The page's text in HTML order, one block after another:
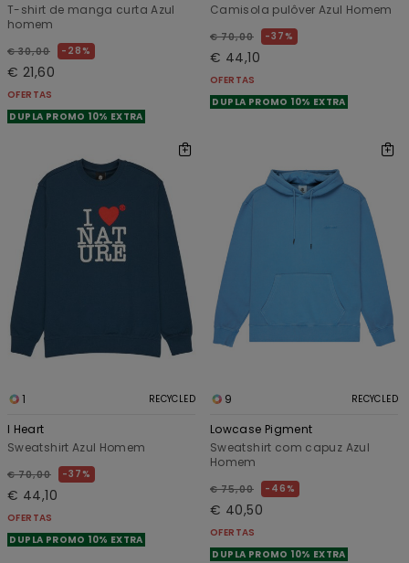
T-shirt de manga curta Azul
homem
€ 30,00 28%
€ 21,60
OFERTAS
DUPLA PROMO 10% EXTRA
Camisola pulôver Azul Homem
€ 70,00 37%
€ 44,10
OFERTAS
DUPLA PROMO 10% EXTRA
1 RECYCLED
I Heart
Sweatshirt Azul Homem
€ 70,00 37%
€ 44,10
OFERTAS
DUPLA PROMO 10% EXTRA
9 RECYCLED
Lowcase Pigment
Sweatshirt com capuz Azul
Homem
€ 75,00 46%
€ 40,50
OFERTAS
DUPLA PROMO 10% EXTRA